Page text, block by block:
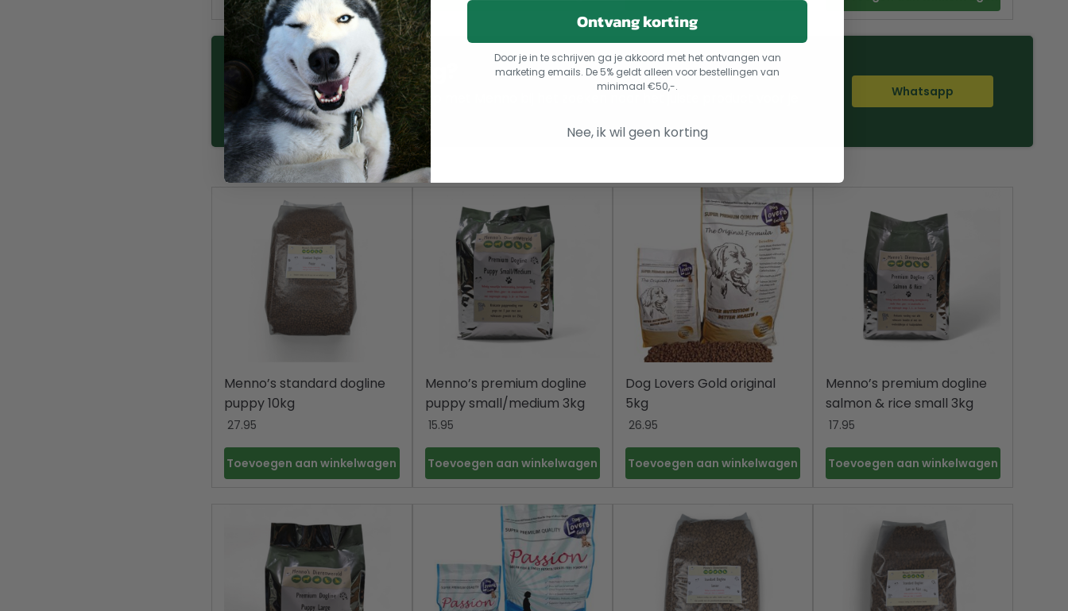
Hulp nodig?
Neem contact op met Menno bij het zoeken naar het juiste product voor je
huisdier!
Whatsapp
Menno’s standard dogline
puppy 10kg
27.95
Toevoegen aan winkelwagen
Menno’s premium dogline
puppy small/medium 3kg
15.95
Toevoegen aan winkelwagen
Dog Lovers Gold original
5kg
26.95
Toevoegen aan winkelwagen
Menno’s premium dogline
salmon & rice small 3kg
17.95
Toevoegen aan winkelwagen
Ontvang korting
Door je in te schrijven ga je akkoord met het ontvangen van
marketing emails. De 5% geldt alleen voor bestellingen van
minimaal €50,-.
Nee, ik wil geen korting